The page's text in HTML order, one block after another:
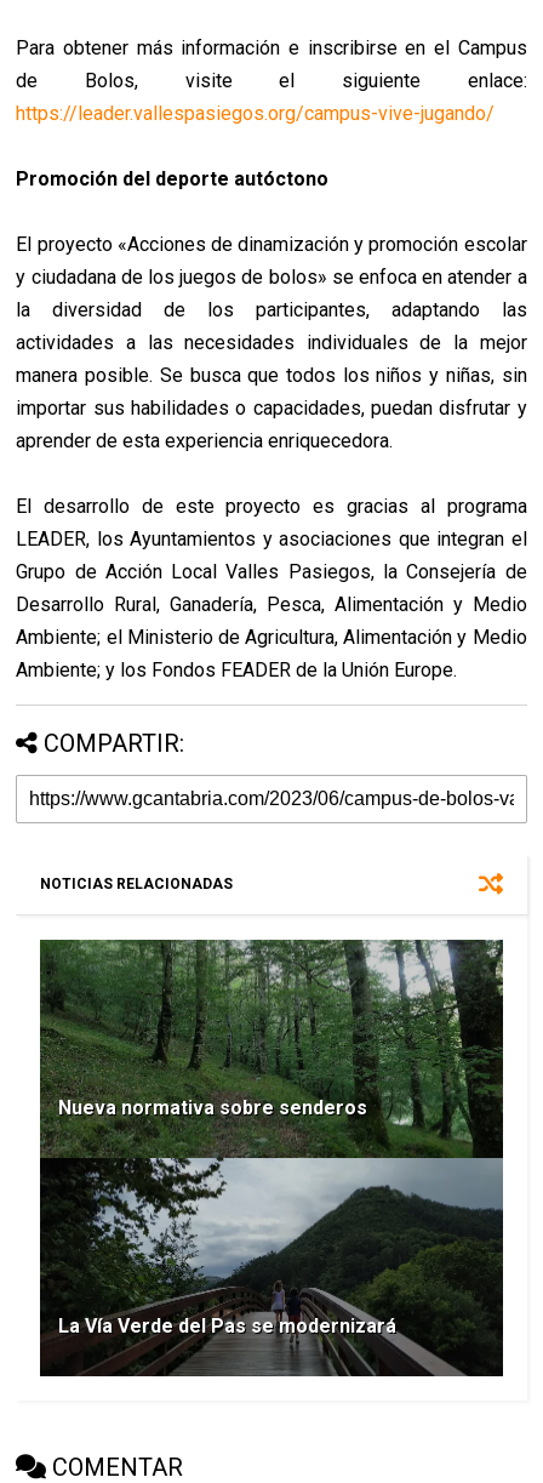
Para obtener más información e inscribirse en el Campus
de Bolos, visite el siguiente enlace:
https://leader.vallespasiegos.org/campus-vive-jugando/
Promoción del deporte autóctono
El proyecto «Acciones de dinamización y promoción escolar
y ciudadana de los juegos de bolos» se enfoca en atender a
la diversidad de los participantes, adaptando las
actividades a las necesidades individuales de la mejor
manera posible. Se busca que todos los niños y niñas, sin
importar sus habilidades o capacidades, puedan disfrutar y
aprender de esta experiencia enriquecedora.
El desarrollo de este proyecto es gracias al programa
LEADER, los Ayuntamientos y asociaciones que integran el
Grupo de Acción Local Valles Pasiegos, la Consejería de
Desarrollo Rural, Ganadería, Pesca, Alimentación y Medio
Ambiente; el Ministerio de Agricultura, Alimentación y Medio
Ambiente; y los Fondos FEADER de la Unión Europe.
COMPARTIR:
NOTICIAS RELACIONADAS
Nueva normativa sobre senderos
La Vía Verde del Pas se modernizará
COMENTAR